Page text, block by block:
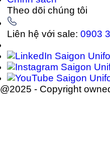
Theo dõi chúng tôi
Liên hệ với sale:0903
@2025 - Copyright